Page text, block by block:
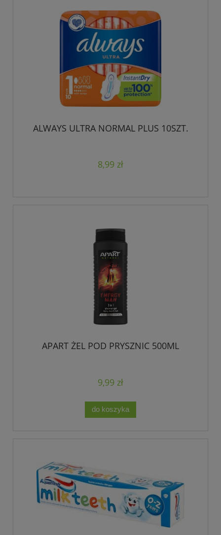
ALWAYS ULTRA NORMAL PLUS 10SZT.
8,99 zł
APART ŻEL POD PRYSZNIC 500ML
9,99 zł
do koszyka